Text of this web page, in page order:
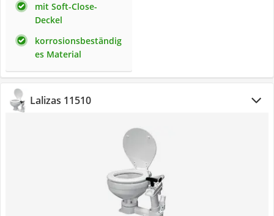
mit Soft-Close-
Deckel
korrosionsbeständig
es Material
Lalizas 11510